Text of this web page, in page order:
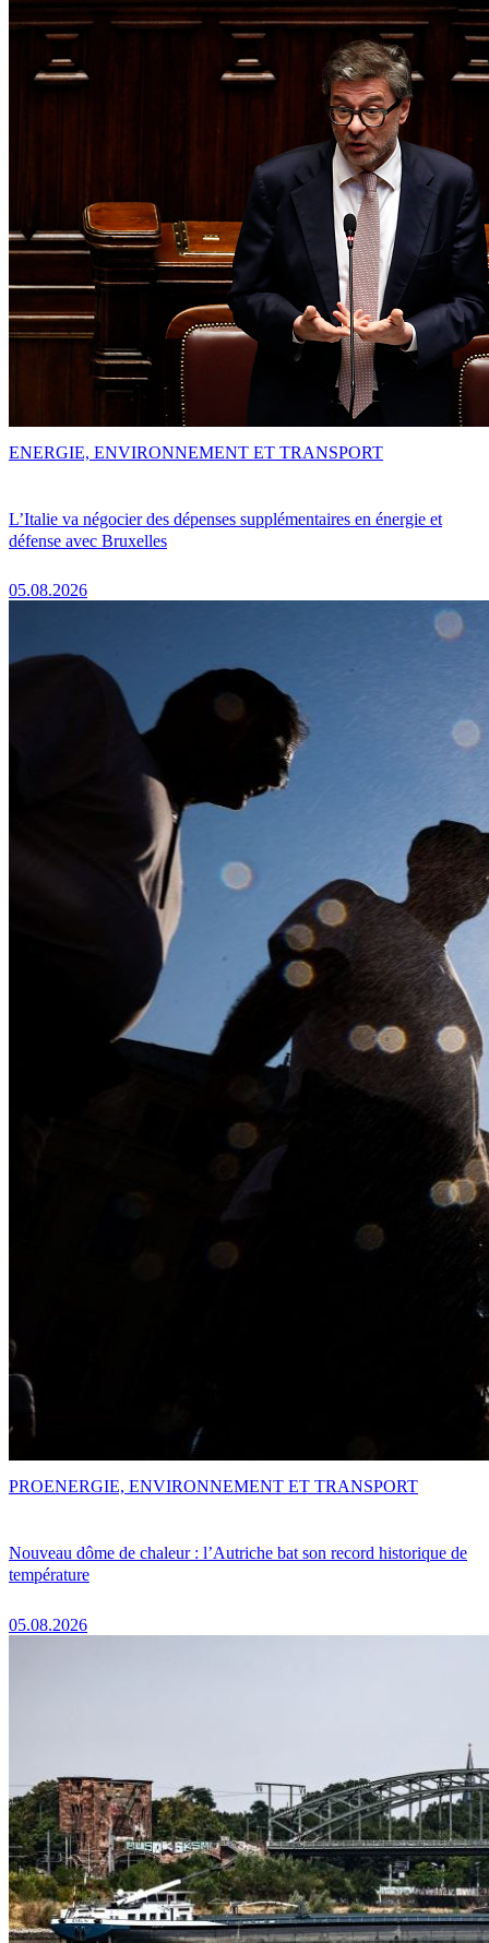
L’Italie va négocier des dépenses supplémentaires en énergie et
défense avec Bruxelles
05.08.2026
ENERGIE, ENVIRONNEMENT ET TRANSPORT
Nouveau dôme de chaleur : l’Autriche bat son record historique de
température
05.08.2026
PROENERGIE, ENVIRONNEMENT ET TRANSPORT